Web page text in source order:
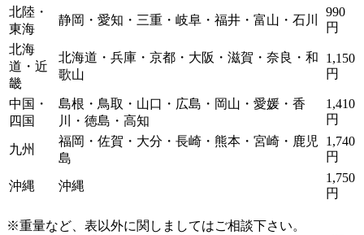
北陸・
東海
静岡・愛知・三重・岐阜・福井・富山・石川
990
円
北海
道・近
畿
北海道・兵庫・京都・大阪・滋賀・奈良・和
歌山
1,150
円
中国・
四国
島根・鳥取・山口・広島・岡山・愛媛・香
川・徳島・高知
1,410
円
九州
福岡・佐賀・大分・長崎・熊本・宮崎・鹿児
島
1,740
円
沖縄 沖縄
1,750
円
※重量など、表以外に関しましてはご相談下さい。